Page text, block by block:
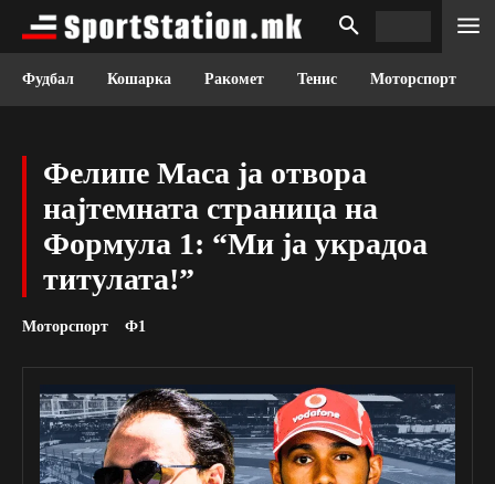
Фудбал Кошарка Ракомет Тенис Моторспорт
Фелипе Маса ја отвора
најтемната страница на
Формула 1: “Ми ја украдоа
титулата!”
Моторспорт Ф1